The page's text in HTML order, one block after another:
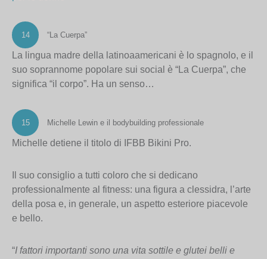
14 “La Cuerpa”
La lingua madre della latinoaamericani è lo spagnolo, e il
suo soprannome popolare sui social è “La Cuerpa”, che
significa “il corpo”. Ha un senso…
15 Michelle Lewin e il bodybuilding professionale
Michelle detiene il titolo di IFBB Bikini Pro.
Il suo consiglio a tutti coloro che si dedicano
professionalmente al fitness: una figura a clessidra, l’arte
della posa e, in generale, un aspetto esteriore piacevole
e bello.
“I fattori importanti sono una vita sottile e glutei belli e